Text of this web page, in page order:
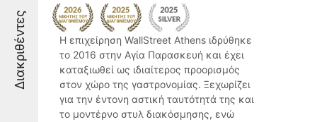
Διακριθέντες
Η επιχείρηση WallStreet Athens ιδρύθηκε
το 2016 στην Αγία Παρασκευή και έχει
καταξιωθεί ως ιδιαίτερος προορισμός
στον χώρο της γαστρονομίας. Ξεχωρίζει
για την έντονη αστική ταυτότητά της και
το μοντέρνο στυλ διακόσμησης, ενώ